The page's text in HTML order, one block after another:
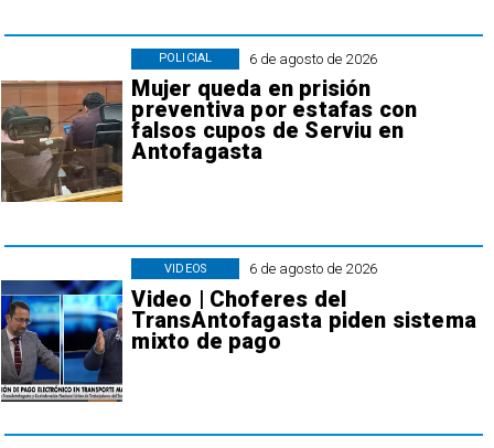
6 de agosto de 2026
Mujer queda en prisión
preventiva por estafas con
falsos cupos de Serviu en
Antofagasta
POLICIAL
6 de agosto de 2026
Video | Choferes del
TransAntofagasta piden sistema
mixto de pago
VIDEOS